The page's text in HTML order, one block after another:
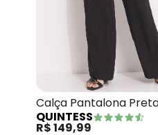
Calça Pantalona
Clochard com Faixa
QUINTESS
R$ 149,99